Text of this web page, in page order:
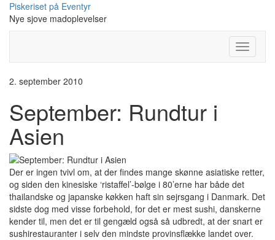
Skip
content
Piskeriset på Eventyr
Nye sjove madoplevelser
Toggle
2. september 2010
September: Rundtur i
Asien
Der er ingen tvivl om, at der findes mange skønne asiatiske retter,
og siden den kinesiske ‘ristaffel’-bølge i 80’erne har både det
thailandske og japanske køkken haft sin sejrsgang i Danmark. Det
sidste dog med visse forbehold, for det er mest sushi, danskerne
kender til, men det er til gengæld også så udbredt, at der snart er
sushirestauranter i selv den mindste provinsflække landet over.